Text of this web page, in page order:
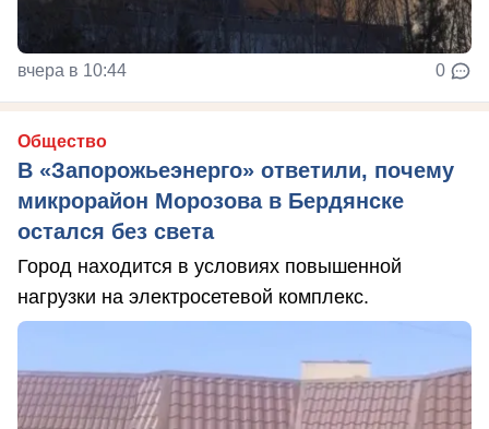
вчера в 10:44 0
Общество
В «Запорожьеэнерго» ответили, почему
микрорайон Морозова в Бердянске
остался без света
Город находится в условиях повышенной
нагрузки на электросетевой комплекс.